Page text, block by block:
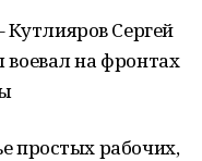
Сергей
воевал на фронтах
простых рабочих,